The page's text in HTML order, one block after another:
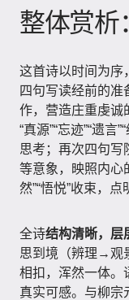
整体赏析：
这首诗以时间为序，
四句写读经前的准
作，营造庄重虔诚
“真源”“忘迹”“遗
思考；再次四句写
等意象，映照内心
然”“悟悦”收束，点
全诗结构清晰，层
思到境（辨理→观
相扣，浑然一体。
真实可感。与柳宗